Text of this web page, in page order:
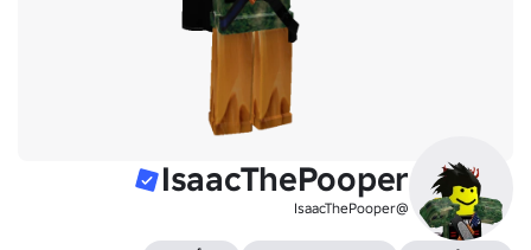
IsaacThePooper
@IsaacThePooper